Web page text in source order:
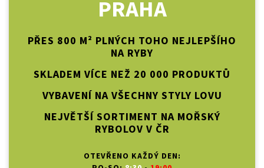
PRAHA
PŘES 800 M² PLNÝCH TOHO NEJLEPŠÍHO
NA RYBY
SKLADEM VÍCE NEŽ 20 000 PRODUKTŮ
VYBAVENÍ NA VŠECHNY STYLY LOVU
NEJVĚTŠÍ SORTIMENT NA MOŘSKÝ
RYBOLOV V ČR
OTEVŘENO KAŽDÝ DEN: